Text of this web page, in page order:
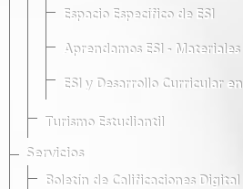
Espacio Específico de ESI
Aprendamos ESI -
ESI y Desarrollo Curricular
Turismo Estudiantil
Servicios
Boletín de Calificaciones Digital